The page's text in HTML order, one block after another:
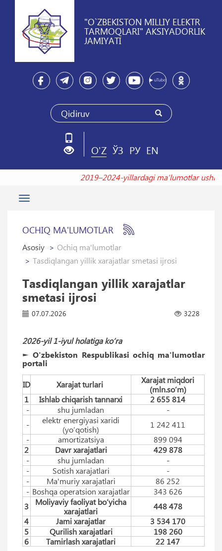
"O`ZBEKISTON MILLIY ELEKTR
TARMOQLARI" AKSIYADORLIK
JAMIYATI
O'Z ЎЗ РУ EN
2019–2024-yillardagi maʼlumotlar
Toggle
OCHIQ MA'LUMOTLAR
Asosiy
Ochiq ma'lumotlar
Tasdiqlangan yillik xarajatlar smetasi ijrosi
Tasdiqlangan yillik xarajatlar
smetasi ijrosi
07.07.2026 3228
2026-yil 1-iyul holatiga ko‘ra
► O'zbekiston Respublikasi ochiq ma'lumotlar
portali
ID Xarajat turlari
Xarajat miqdori
(mln.so‘m)
1
Ishlab chiqarish tannarxi
2 655 814
-
shu jumladan
-
-
elektr energiyasi xaridi
(yo‘qotish)
1 242 411
-
amortizatsiya
899 094
2
Davr xarajatlari
429 878
-
shu jumladan
-
-
Sotish xarajatlari
-
-
Ma'muriy xarajatlari
86 252
- Boshqa operatsion xarajatlar
343 626
3
Moliyaviy faoliyat bo‘yicha
xarajatlari
448 478
4
Jami xarajatlar
3 534 170
5
Qurilish xarajatlari
198 260
6
Tamirlash xarajatlari 22 147